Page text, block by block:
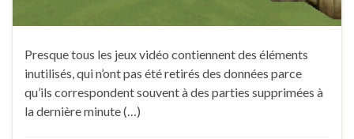
Presque tous les jeux vidéo contiennent des éléments
inutilisés, qui n’ont pas été retirés des données parce
qu’ils correspondent souvent à des parties supprimées à
la dernière minute (…)